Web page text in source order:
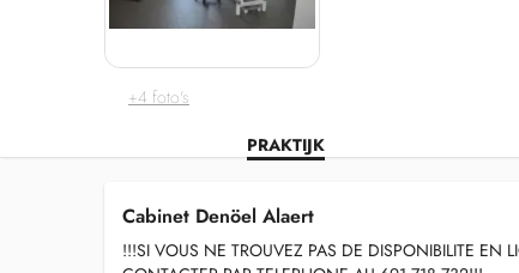
+4 foto's
PRAKTIJK
Cabinet Denöel Alaert
!!!SI VOUS NE TROUVEZ PAS DE DISPONIBILITE EN